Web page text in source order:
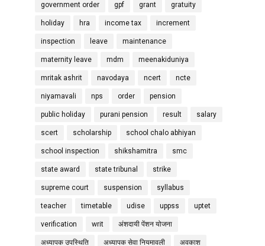
government order gpf grant gratuity
holiday hra income tax increment
inspection leave maintenance
maternity leave mdm meenakiduniya
mritak ashrit navodaya ncert ncte
niyamavali nps order pension
public holiday purani pension result salary
scert scholarship school chalo abhiyan
school inspection shikshamitra smc
state award state tribunal strike
supreme court suspension syllabus
teacher timetable udise uppss uptet
verification writ अंशदायी पेंशन योजना
अध्यापक उपस्थिति अध्यापक सेवा नियमावली अवकाश